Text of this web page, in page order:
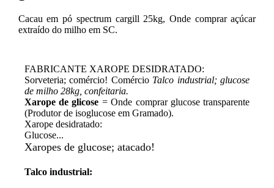
Cacau em pó spectrum cargill 25kg, Onde comprar açúcar
extraído do milho em SC.
FABRICANTE XAROPE DESIDRATADO:
Sorveteria; comércio! Comércio Talco industrial; glucose
de milho 28kg, confeitaria.
Xarope de glicose = Onde comprar glucose transparente
(Produtor de isoglucose em Gramado).
Xarope desidratado:
Glucose...
Xaropes de glucose; atacado!
Talco industrial: